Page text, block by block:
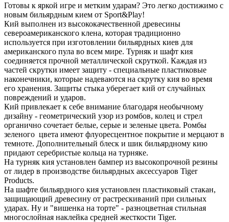
Готовы к яркой игре и метким ударам? Это легко достижимо с
новым бильярдным кием от Sport&Play!
Кий выполнен из высококачественной древесины
североамериканского клена, которая традиционно
используется при изготовлении бильярдных киев для
американского пула во всем мире. Турняк и шафт кия
соединяется прочной металлической скруткой. Каждая из
частей скрутки имеет защиту - специальные пластиковые
наконечники, которые надеваются на скрутку кия во время
его хранения. Защиты стыка уберегает кий от случайных
повреждений и ударов.
Кий привлекает к себе внимание благодаря необычному
дизайну - геометрический узор из ромбов, колец и стрел
органично сочетает белые, серые и зеленые цвета. Ромбы
зеленого цвета имеют флуоресцентное покрытие и мерцают в
темноте. Дополнительный блеск и шик бильярдному кию
придают серебристые кольца на турняке.
На турняк кия установлен бампер из высокопрочной резины
от лидер в производстве бильярдных аксессуаров Tiger
Products.
На шафте бильярдного кия установлен пластиковый стакан,
защищающий древесину от растрескиваний при сильных
ударах. Ну и "вишенка на торте" - разноцветная стильная
многослойная наклейка средней жесткости Tiger.